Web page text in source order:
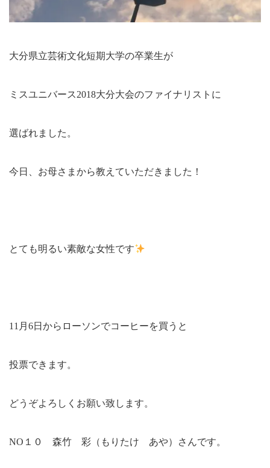
大分県立芸術文化短期大学の卒業生が
ミスユニバース2018大分大会のファイナリストに
選ばれました。
今日、お母さまから教えていただきました！
とても明るい素敵な女性です
11月6日からローソンでコーヒーを買うと
投票できます。
どうぞよろしくお願い致します。
NO１０ 森竹 彩（もりたけ あや）さんです。